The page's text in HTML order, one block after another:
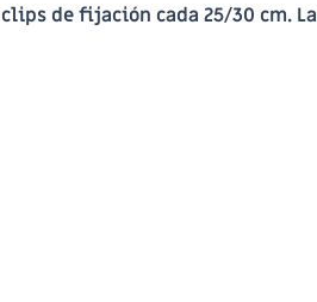
de fijación cada 25/30 cm. La